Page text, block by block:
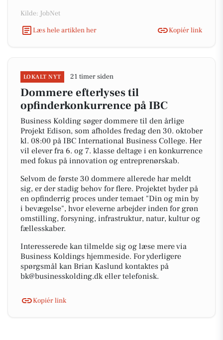
Kilde: JobNet
Læs hele artiklen her
Kopiér link
LOKALT NYT 21 timer siden
Dommere efterlyses til
opfinderkonkurrence på IBC
Business Kolding søger dommere til den årlige
Projekt Edison, som afholdes fredag den 30. oktober
kl. 08:00 på IBC International Business College. Her
vil elever fra 6. og 7. klasse deltage i en konkurrence
med fokus på innovation og entreprenørskab.
Selvom de første 30 dommere allerede har meldt
sig, er der stadig behov for flere. Projektet byder på
en opfinderrig proces under temaet "Din og min by
i bevægelse", hvor eleverne arbejder inden for grøn
omstilling, forsyning, infrastruktur, natur, kultur og
fællesskaber.
Interesserede kan tilmelde sig og læse mere via
Business Koldings hjemmeside. For yderligere
spørgsmål kan Brian Kaslund kontaktes på
bk@businesskolding.dk eller telefonisk.
Kopiér link